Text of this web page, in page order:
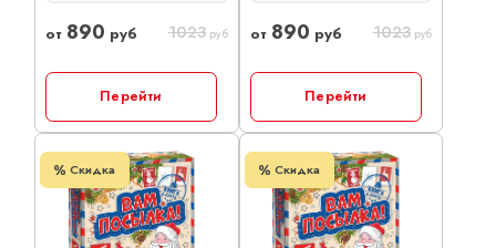
от 890 руб 1023 руб
Перейти
от 890 руб 1023 руб
Перейти
Скидка Скидка